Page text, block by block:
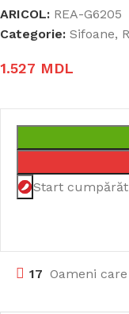
ARICOL: REA-G6205
Categorie: Sifoane,
1.527 MDL
Start
17 Oameni